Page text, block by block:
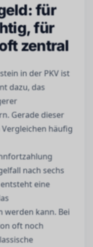
für
für
zentral
in der PKV ist
dazu, das
Gerade dieser
häufig
nach sechs
eine
werden kann. Bei
oft noch